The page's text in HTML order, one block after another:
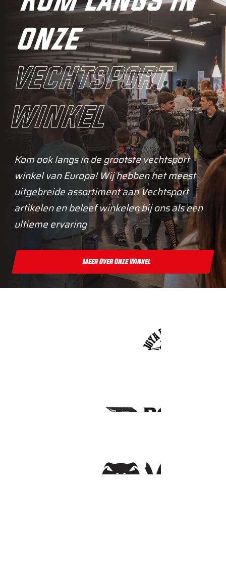
onze
vechtsport
winkel
Kom ook langs in de grootste vechtsport
winkel van Europa! Wij hebben het meest
uitgebreide assortiment aan Vechtsport
artikelen en beleef winkelen bij ons als een
ultieme ervaring
Meer Over Onze Winkel